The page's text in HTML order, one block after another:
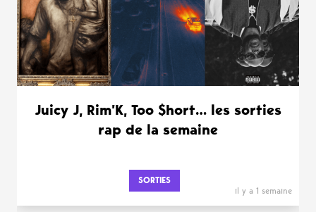
Juicy J, Rim’K, Too $hort… les sorties
rap de la semaine
SORTIES
il y a 1 semaine